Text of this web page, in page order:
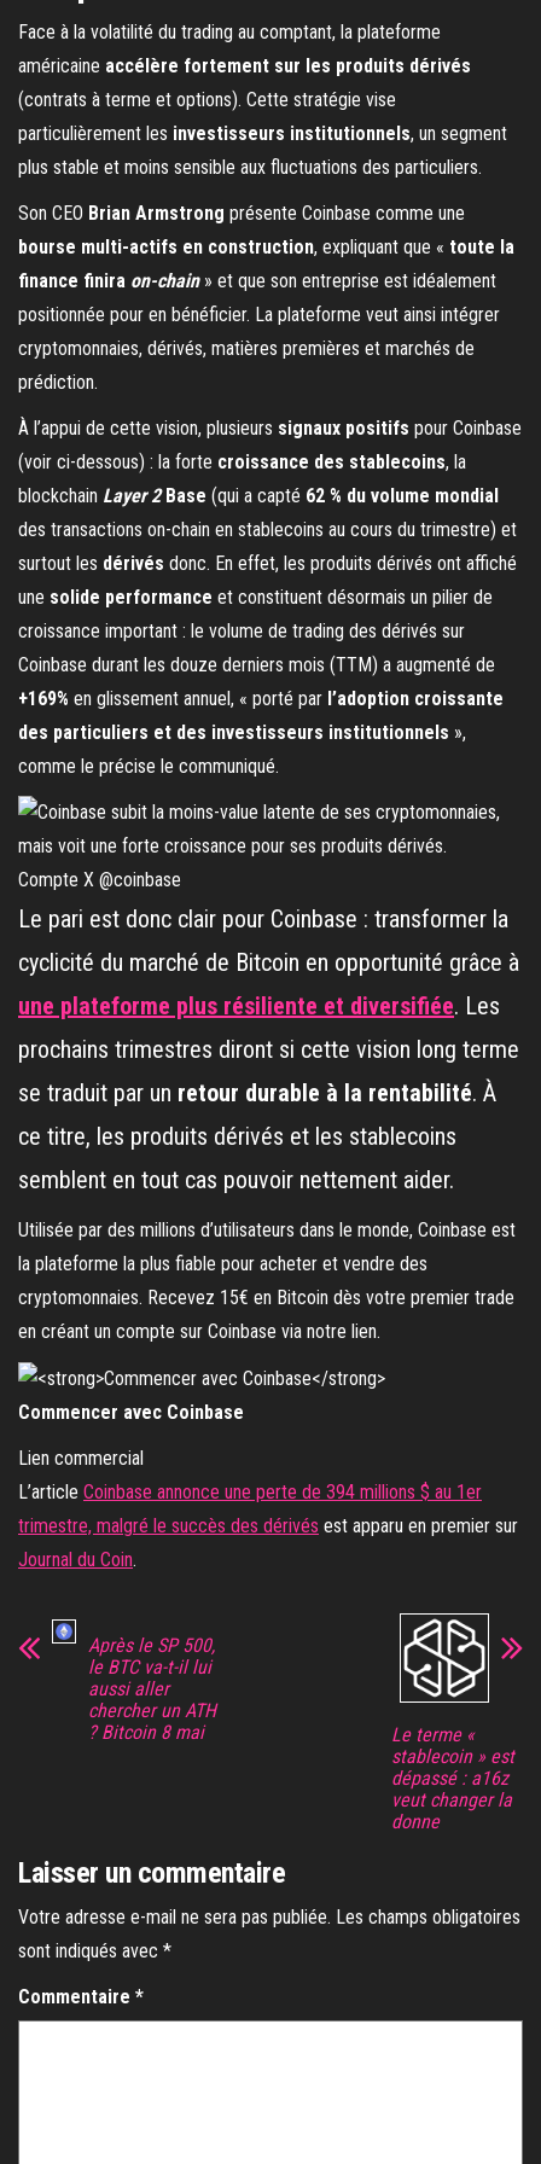
Face à la volatilité du trading au comptant, la plateforme
américaine accélère fortement sur les produits dérivés
(contrats à terme et options). Cette stratégie vise
particulièrement les investisseurs institutionnels, un segment
plus stable et moins sensible aux fluctuations des particuliers.
Son CEO Brian Armstrong présente Coinbase comme une
bourse multi-actifs en construction, expliquant que « toute la
finance finira on-chain» et que son entreprise est idéalement
positionnée pour en bénéficier. La plateforme veut ainsi intégrer
cryptomonnaies, dérivés, matières premières et marchés de
prédiction.
À l’appui de cette vision, plusieurs signaux positifs pour Coinbase
(voir ci-dessous) : la forte croissance des stablecoins, la
blockchain Layer 2Base (qui a capté 62 % du volume mondial
des transactions on-chain en stablecoins au cours du trimestre) et
surtout les dérivés donc. En effet, les produits dérivés ont affiché
une solide performance et constituent désormais un pilier de
croissance important : le volume de trading des dérivés sur
Coinbase durant les douze derniers mois (TTM) a augmenté de
+169% en glissement annuel, « porté par l’adoption croissante
des particuliers et des investisseurs institutionnels »,
comme le précise le communiqué.
Compte X @coinbase
Le pari est donc clair pour Coinbase : transformer la
cyclicité du marché de Bitcoin en opportunité grâce à
une plateforme plus résiliente et diversifiée. Les
prochains trimestres diront si cette vision long terme
se traduit par un retour durable à la rentabilité. À
ce titre, les produits dérivés et les stablecoins
semblent en tout cas pouvoir nettement aider.
Utilisée par des millions d’utilisateurs dans le monde, Coinbase est
la plateforme la plus fiable pour acheter et vendre des
cryptomonnaies. Recevez 15€ en Bitcoin dès votre premier trade
en créant un compte sur Coinbase via notre lien.
Commencer avec Coinbase
Lien commercial
L’article Coinbase annonce une perte de 394 millions $ au 1er
trimestre, malgré le succès des dérivés est apparu en premier sur
Journal du Coin.
Après le SP 500,
le BTC va-t-il lui
aussi aller
chercher un ATH
? Bitcoin 8 mai
Le terme «
stablecoin » est
dépassé : a16z
veut changer la
donne
Laisser un commentaire
Votre adresse e-mail ne sera pas publiée. Les champs obligatoires
sont indiqués avec *
Commentaire *